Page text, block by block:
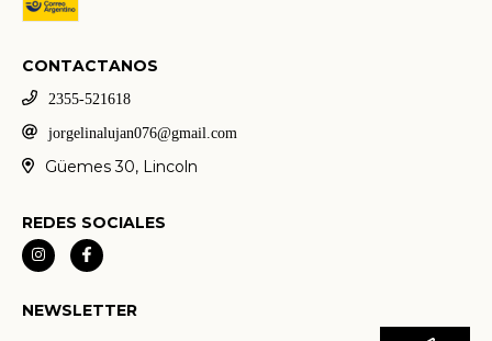
CONTACTANOS
2355-521618
jorgelinalujan076@gmail.com
Güemes 30, Lincoln
REDES SOCIALES
NEWSLETTER